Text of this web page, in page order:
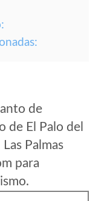
de
de El Palo del
Palmas
para